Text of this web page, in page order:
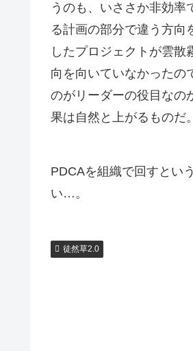
うのも、いささか非効率
る計画の部分で違う方向
したプロジェクトが雲
向を向いていなかったの
のがリーダーの役目なの
果は自然と上がるものだ。
PDCAを組織で回すとい
い…。
徒然草2.0